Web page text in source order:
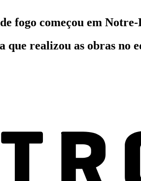
fogo começou em Notre-
que realizou as obras